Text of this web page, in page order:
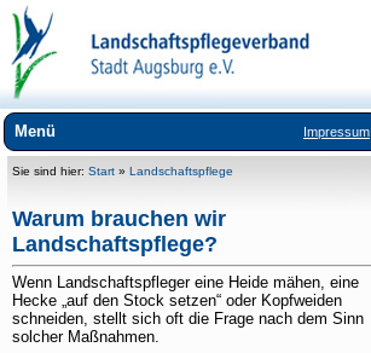
Impressum
Menü
Wir über uns
Landschaftspflege
+
Weidestadt Augsburg
+
Insektenvielfalt Augsburg
Öko-Modellregion
Sie sind hier: Start » Landschaftspflege
Warum brauchen wir
Landschaftspflege?
Wenn Landschaftspfleger eine Heide mähen, eine
Hecke „auf den Stock setzen“ oder Kopfweiden
schneiden, stellt sich oft die Frage nach dem Sinn
solcher Maßnahmen.